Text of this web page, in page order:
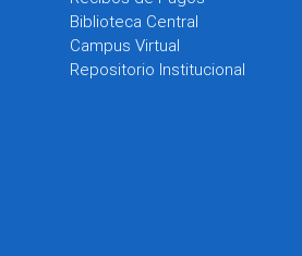
Biblioteca Central
Campus Virtual
Repositorio Institucional